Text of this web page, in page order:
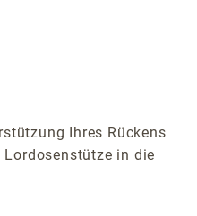
Ihres Rückens
in die